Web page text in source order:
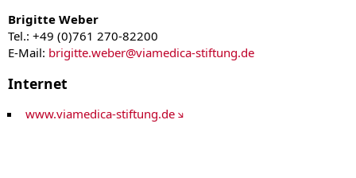
Brigitte Weber
Tel.: +49 (0)761 270-82200
E-Mail: brigitte.weber@viamedica-stiftung.de
Internet
www.viamedica-stiftung.de